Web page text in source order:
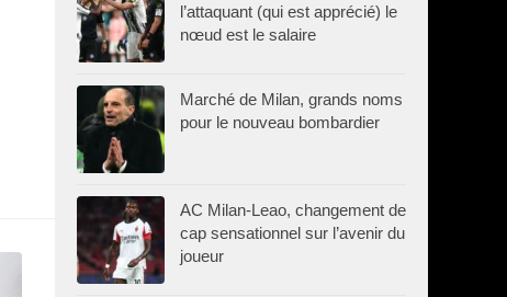
l’attaquant (qui est apprécié) le
nœud est le salaire
Marché de Milan, grands noms
pour le nouveau bombardier
AC Milan-Leao, changement de
cap sensationnel sur l’avenir du
joueur